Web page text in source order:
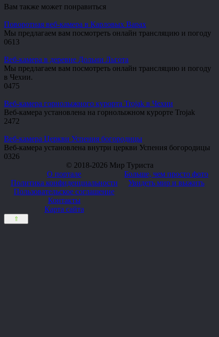
Вам также может понравиться
Поворотная веб-камера в Карловых Варах
Мы предлагаем вам посмотреть онлайн трансляцию и погоду
0613
Веб-камера в деревне Дольни Льгота
Мы предлагаем вам посмотреть онлайн трансляцию и погоду
в Чехии.
0475
Веб-камера горнолыжного курорта Trojak в Чехии
Веб-камера установлена на горнолыжном курорте Trojak
2472
Веб-камера Церкви Успения богородицы
Веб-камера установлена внутри церкви Успения богородицы
0326
© 2018-2026 Мир Туриста
О портале
Политика конфиденциальности
Пользовательское соглашение
Контакты
Карта сайта
Больше, чем просто фото
Увидеть мир и выжить